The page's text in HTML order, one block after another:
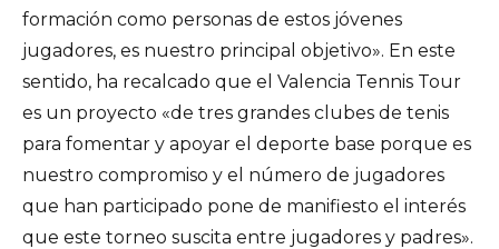
formación como personas de estos jóvenes
jugadores, es nuestro principal objetivo». En este
sentido, ha recalcado que el Valencia Tennis Tour
es un proyecto «de tres grandes clubes de tenis
para fomentar y apoyar el deporte base porque es
nuestro compromiso y el número de jugadores
que han participado pone de manifiesto el interés
que este torneo suscita entre jugadores y padres».